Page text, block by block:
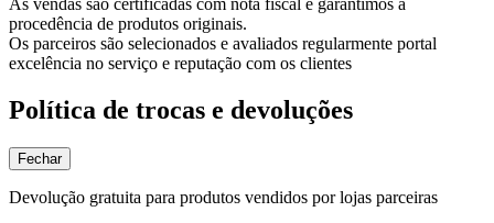
procedência de produtos originais.
Os parceiros são selecionados e avaliados regularmente portal
excelência no serviço e reputação com os clientes
Política de trocas e devoluções
Fechar
Devolução gratuita para produtos vendidos por lojas parceiras